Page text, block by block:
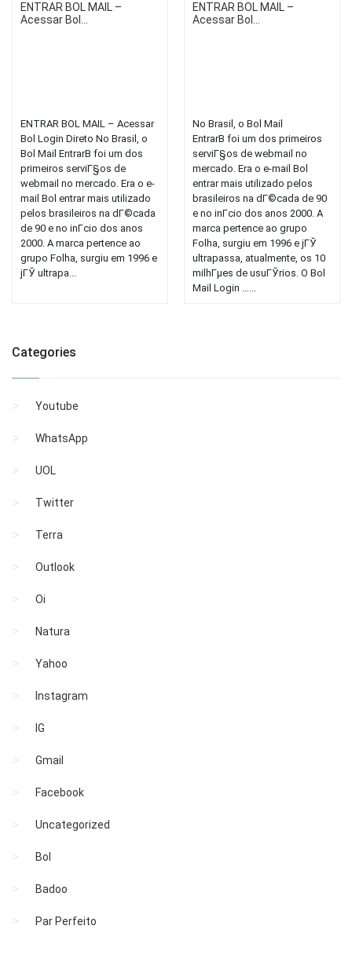
ENTRAR BOL MAIL –
Acessar Bol...
ENTRAR BOL MAIL – Acessar
Bol Login Direto No Brasil, o
Bol Mail EntrarВ foi um dos
primeiros serviГ§os de
webmail no mercado. Era o e-
mail Bol entrar mais utilizado
pelos brasileiros na dГ©cada
de 90 e no inГ­cio dos anos
2000. A marca pertence ao
grupo Folha, surgiu em 1996 e
jГЎ ultrapa...
ENTRAR BOL MAIL –
Acessar Bol...
No Brasil, o Bol Mail
EntrarВ foi um dos primeiros
serviГ§os de webmail no
mercado. Era o e-mail Bol
entrar mais utilizado pelos
brasileiros na dГ©cada de 90
e no inГ­cio dos anos 2000. A
marca pertence ao grupo
Folha, surgiu em 1996 e jГЎ
ultrapassa, atualmente, os 10
milhГµes de usuГЎrios. O Bol
Mail Login …...
Categories
Youtube
WhatsApp
UOL
Twitter
Terra
Outlook
Oi
Natura
Yahoo
Instagram
IG
Gmail
Facebook
Uncategorized
Bol
Badoo
Par Perfeito